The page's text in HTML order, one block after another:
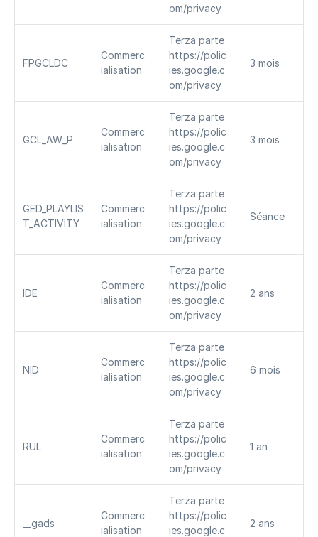
om/privacy
FPGCLDC
Commerc
ialisation
Terza parte
https://polic
ies.google.c
om/privacy
3 mois
GCL_AW_P
Commerc
ialisation
Terza parte
https://polic
ies.google.c
om/privacy
3 mois
GED_PLAYLIS
T_ACTIVITY
Commerc
ialisation
Terza parte
https://polic
ies.google.c
om/privacy
Séance
IDE
Commerc
ialisation
Terza parte
https://polic
ies.google.c
om/privacy
2 ans
NID
Commerc
ialisation
Terza parte
https://polic
ies.google.c
om/privacy
6 mois
RUL
Commerc
ialisation
Terza parte
https://polic
ies.google.c
om/privacy
1 an
__gads
Commerc
ialisation
Terza parte
https://polic
ies.google.c
2 ans